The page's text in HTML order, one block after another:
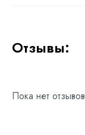
Отзывы:
Пока нет отзывов